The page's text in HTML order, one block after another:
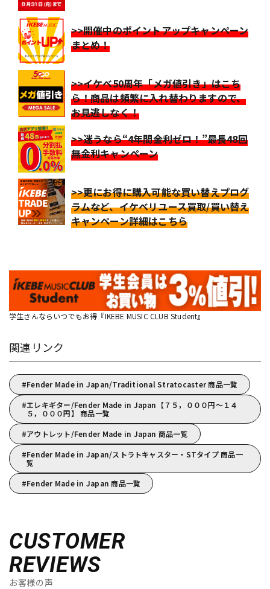
>>開催中のポイントアップキャンペーン
まとめ！
>>イケベ50周年「メガ値引き」はこち
ら！商品は頻繁に入れ替わりますので、
お見逃しなく！
>>迷うなら“4年間金利ゼロ！”最長48回
無金利キャンペーン
>>更にお得に購入可能な買い替えプログ
ラムなど、イケベリユース買取/買い替え
キャンペーン詳細はこちら
学生さんならいつでもお得『IKEBE MUSIC CLUB Student』
関連リンク
Fender Made in Japan/Traditional Stratocaster 商品一覧
エレキギター/Fender Made in Japan【７５，０００円～１４
５，０００円】 商品一覧
アウトレット/Fender Made in Japan 商品一覧
Fender Made in Japan/ストラトキャスター・STタイプ 商品一
覧
Fender Made in Japan 商品一覧
CUSTOMER
REVIEWS
お客様の声